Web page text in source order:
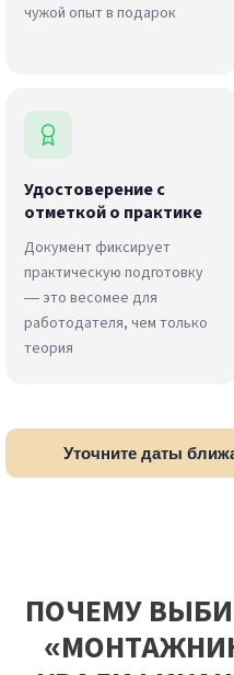
чужой опыт в подарок
Удостоверение с
отметкой о практике
Документ фиксирует
практическую подготовку
— это весомее для
работодателя, чем только
теория
Уточните даты
ПОЧЕМУ